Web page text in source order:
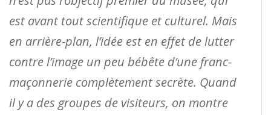
est avant tout scientifique et culturel. Mais
en arrière-plan, l’idée est en effet de lutter
contre l’image un peu bébête d’une franc-
maçonnerie complètement secrète. Quand
il y a des groupes de visiteurs, on montre